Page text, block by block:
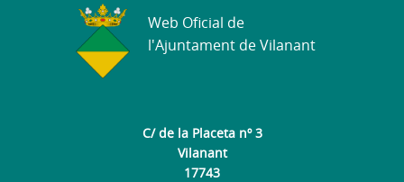
C/ de la Placeta nº 3
Vilanant
17743
Web Oficial de
l'Ajuntament de Vilanant